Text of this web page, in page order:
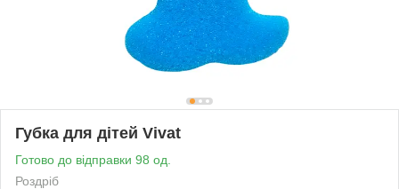
Губка для дітей Vivat
Готово до відправки 98 од.
Роздріб